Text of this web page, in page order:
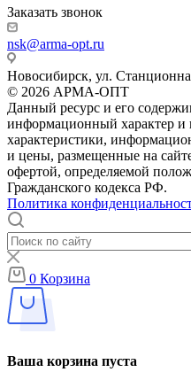
Заказать звонок
nsk@arma-opt.ru
Новосибирск, ул.
© 2026 АРМА-ОПТ
Данный ресурс и его
информационный характер и
характеристики,
и цены, размещенные на
офертой, определяемой
Гражданского кодекса РФ.
Политика
0 Корзина
Ваша корзина пуста